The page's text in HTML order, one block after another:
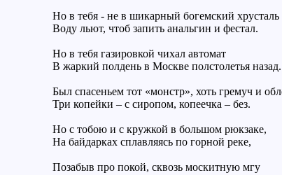
Но в тебя - не в шикарный богемский хрусталь
Воду льют, чтоб запить анальгин и фестал.
Но в тебя газировкой чихал автомат
В жаркий полдень в Москве полстолетья назад.
Был спасеньем тот «монстр», хоть гремуч и
Три копейки – с сиропом, копеечка – без.
Но с тобою и с кружкой в большом рюкзаке,
На байдарках сплавляясь по горной реке,
Позабыв про покой, сквозь москитную мгу